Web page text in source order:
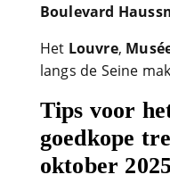
Boulevard
Het Louvre,
langs de Seine
Tips voor
goedkope
oktober 2025